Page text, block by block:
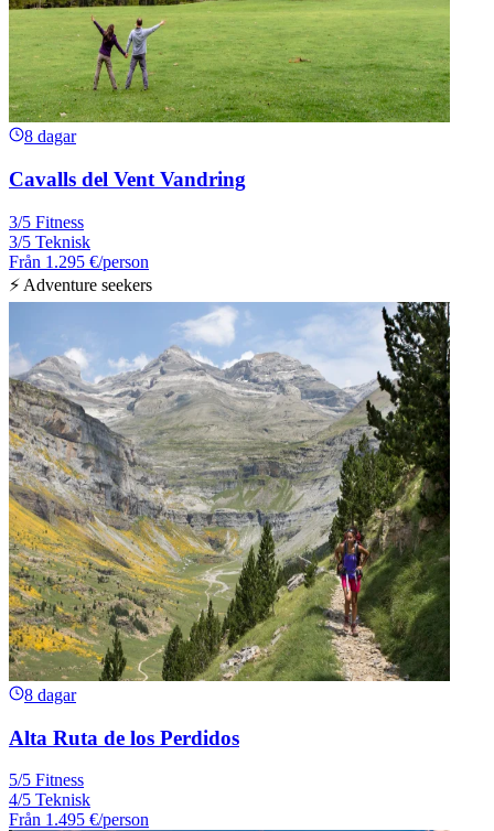
8 dagar
Cavalls del Vent Vandring
3/5 Fitness
3/5 Teknisk
Från 1.295 €/person
⚡ Adventure seekers
8 dagar
Alta Ruta de los Perdidos
5/5 Fitness
4/5 Teknisk
Från 1.495 €/person